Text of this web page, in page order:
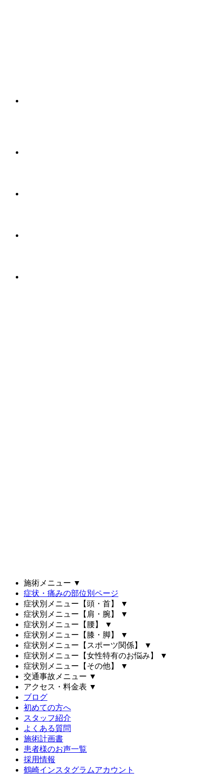
施術メニュー ▼
症状・痛みの部位別ページ
症状別メニュー【頭・首】
▼
症状別メニュー【肩・腕】
▼
症状別メニュー【腰】
▼
症状別メニュー【膝・脚】
▼
症状別メニュー【スポーツ関係】
▼
症状別メニュー【女性特有のお悩み】
▼
症状別メニュー【その他】
▼
交通事故メニュー ▼
アクセス・料金表 ▼
ブログ
初めての方へ
スタッフ紹介
よくある質問
施術計画書
患者様のお声一覧
採用情報
鶴崎インスタグラムアカウント